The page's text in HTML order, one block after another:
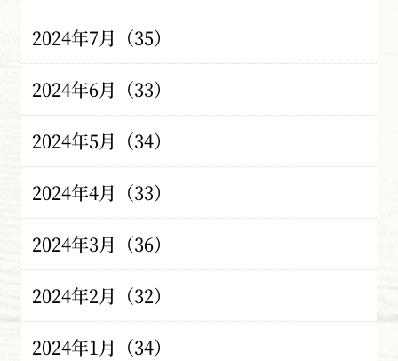
2024年7月（35）
2024年6月（33）
2024年5月（34）
2024年4月（33）
2024年3月（36）
2024年2月（32）
2024年1月（34）